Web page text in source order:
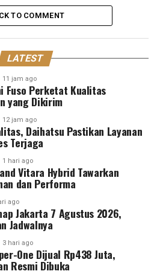
TO COMMENT
LATEST
11 jam ago
Fuso Perketat Kualitas
yang Dikirim
12 jam ago
Daihatsu Pastikan Layanan
Terjaga
1 hari ago
Vitara Hybrid Tawarkan
dan Performa
ago
Jakarta 7 Agustus 2026,
Jadwalnya
3 hari ago
One Dijual Rp438 Juta,
Resmi Dibuka